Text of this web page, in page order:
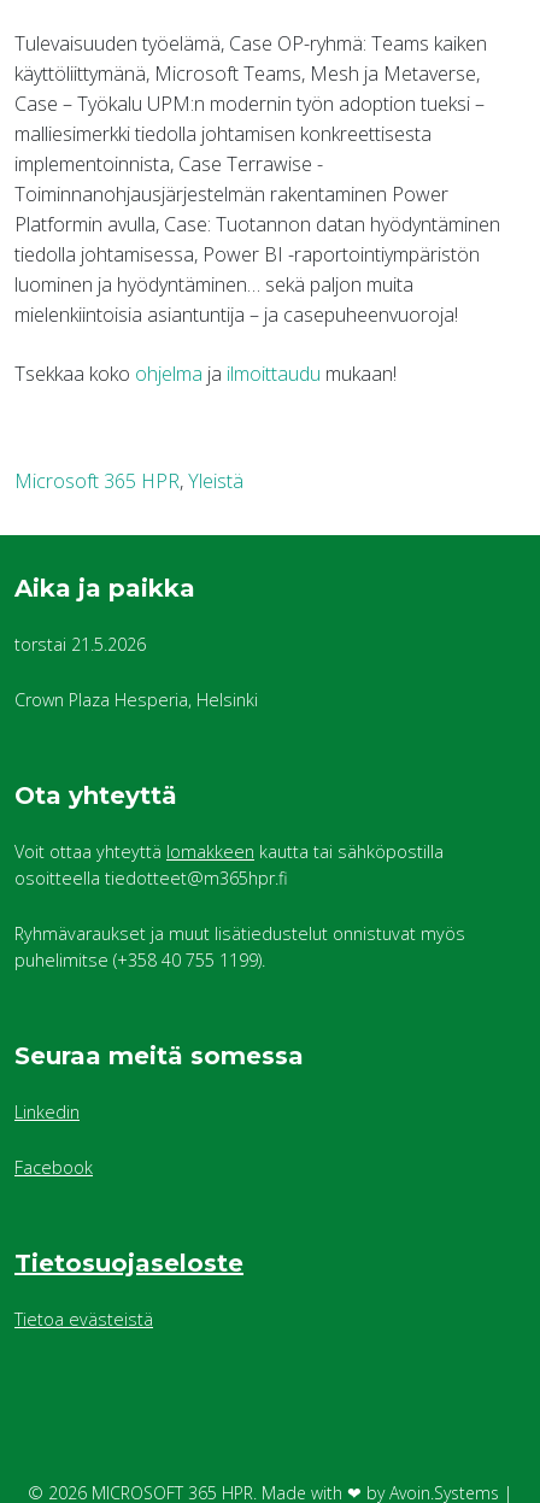
Tulevaisuuden työelämä, Case OP-ryhmä: Teams kaiken
käyttöliittymänä, Microsoft Teams, Mesh ja Metaverse,
Case – Työkalu UPM:n modernin työn adoption tueksi –
malliesimerkki tiedolla johtamisen konkreettisesta
implementoinnista, Case Terrawise -
Toiminnanohjausjärjestelmän rakentaminen Power
Platformin avulla, Case: Tuotannon datan hyödyntäminen
tiedolla johtamisessa, Power BI -raportointiympäristön
luominen ja hyödyntäminen… sekä paljon muita
mielenkiintoisia asiantuntija – ja casepuheenvuoroja!
Tsekkaa koko ohjelma ja ilmoittaudu mukaan!
Microsoft 365 HPR,Yleistä
Aika ja paikka
torstai 21.5.2026
Crown Plaza Hesperia, Helsinki
Ota yhteyttä
Voit ottaa yhteyttä lomakkeen kautta tai sähköpostilla
osoitteella tiedotteet@m365hpr.fi
Ryhmävaraukset ja muut lisätiedustelut onnistuvat myös
puhelimitse (+358 40 755 1199).
Seuraa meitä somessa
Linkedin
Facebook
Tietosuojaseloste
Tietoa evästeistä
© 2026 MICROSOFT 365 HPR. Made with ❤ byAvoin.Systems |